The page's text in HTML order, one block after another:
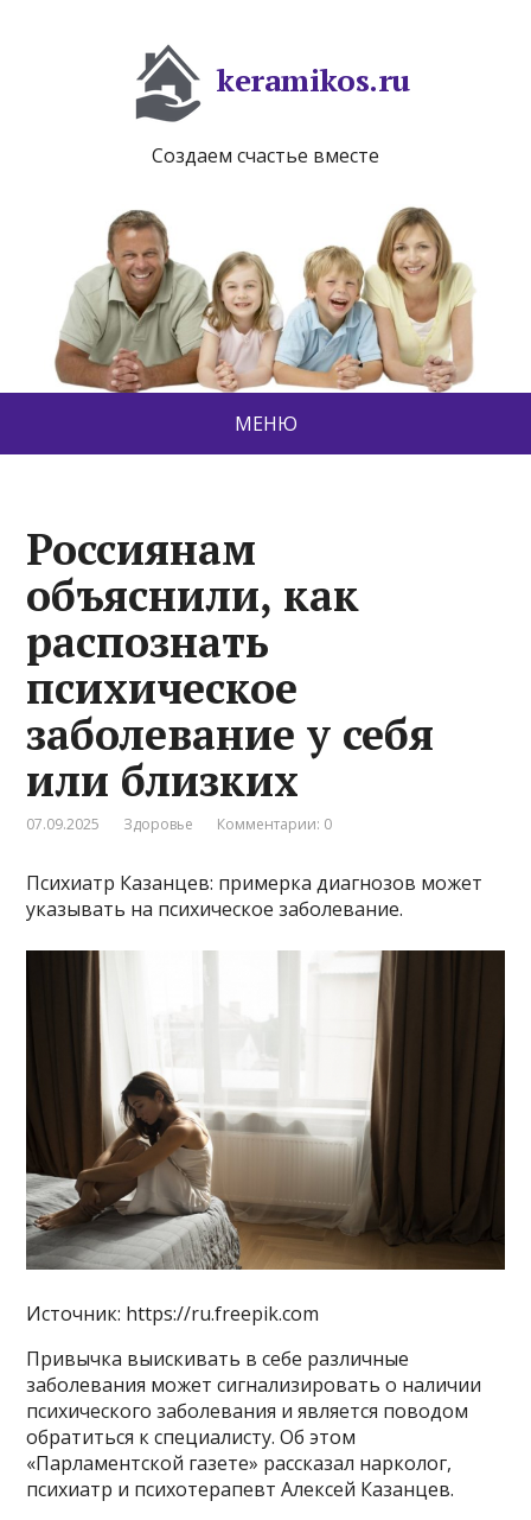
keramikos.ru
Создаем счастье вместе
МЕНЮ
Россиянам
объяснили, как
распознать
психическое
заболевание у себя
или близких
07.09.2025 Здоровье Комментарии: 0
Психиатр Казанцев: примерка диагнозов может
указывать на психическое заболевание.
Источник: https://ru.freepik.com
Привычка выискивать в себе различные
заболевания может сигнализировать о наличии
психического заболевания и является поводом
обратиться к специалисту. Об этом
«Парламентской газете» рассказал нарколог,
психиатр и психотерапевт Алексей Казанцев.